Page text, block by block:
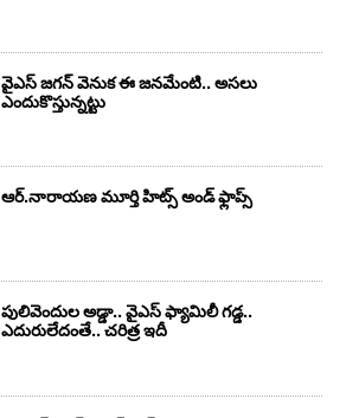
వైఎస్‌ జగన్‌ వెనుక ఈ జనమేంటి.. అసలు
ఎందుకొస్తున్నట్టు
ఆర్‌.నారాయ‌ణ మూర్తి హిట్స్ అండ్ ఫ్లాప్స్‌
పులివెందుల అడ్డా.. వైఎస్ ఫ్యామిలీ గడ్డ..
ఎదురులేదంతే.. చరిత్ర ఇదీ